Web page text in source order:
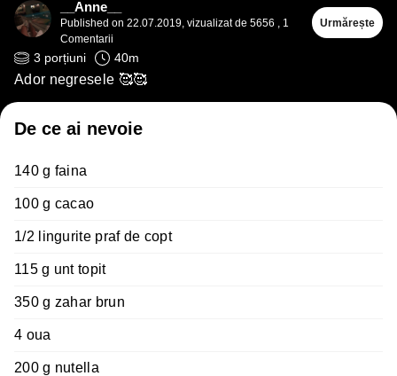
__Anne__
Published on 22.07.2019 vizualizat de 5656
1
Comentarii
Urmărește
3 porțiuni 40m
Ador negresele 🥰🥰
De ce ai nevoie
140 g faina
100 g cacao
1/2 lingurite praf de copt
115 g unt topit
350 g zahar brun
4 oua
200 g nutella